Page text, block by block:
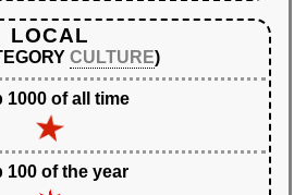
LOCAL
CULTURE)
1000 of all time
100 of the year